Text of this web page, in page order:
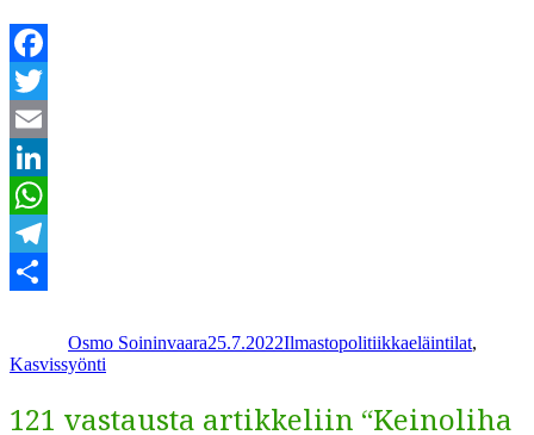
Facebook
Twitter
Email
LinkedIn
WhatsApp
Telegram
Osmo Soininvaara25.7.2022Ilmastopolitiikkaeläintilat,
Kasvissyönti
121 vastausta artikkeliin “Keinoliha